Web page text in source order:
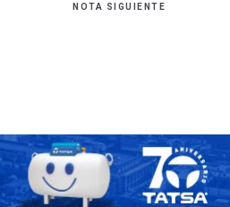
NOTA SIGUIENTE